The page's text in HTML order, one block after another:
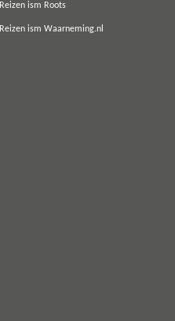
Reizen ism Roots
Reizen ism Waarneming.nl